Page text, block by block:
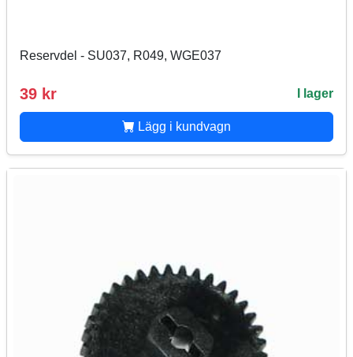
Reservdel - SU037, R049, WGE037
39 kr I lager
Lägg i kundvagn